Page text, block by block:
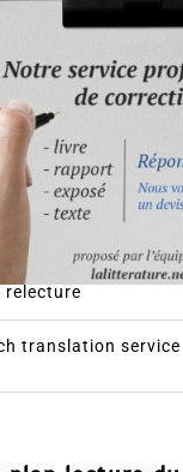
relecture
translation service